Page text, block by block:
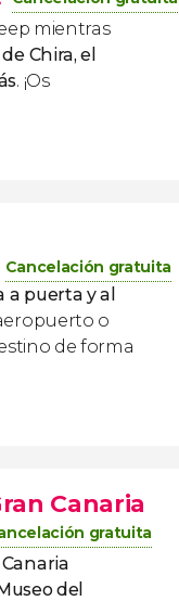
mientras
Chira, el
. ¡Os
Cancelación gratuita
puerta y al
o
de forma
Canaria
gratuita
del